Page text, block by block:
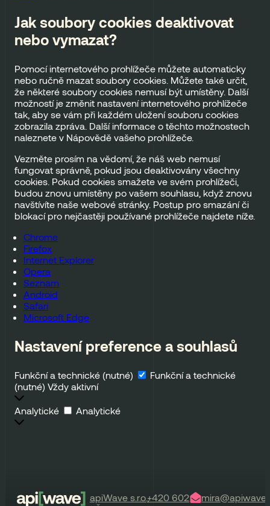
Jak soubory cookies deaktivovat
nebo vymazat?
Pomocí internetového prohlížeče můžete automaticky
nebo ručně mazat soubory cookies. Můžete také určit,
že některé soubory cookies nemusí být umístěny. Další
možností je změnit nastavení internetového prohlížeče
tak, aby se vám při každém uložení souboru cookies
zobrazila zpráva. Další informace o těchto možnostech
naleznete v Nápovědě vašeho prohlížeče.
Vezměte prosím na vědomí, že náš web nemusí
fungovat správně, pokud jsou deaktivovány všechny
cookies. Pokud cookies smažete ve svém prohlížeči,
budou znovu umístěny po vašem souhlasu, když znovu
navštívíte naše webové stránky. Postup pro smazání či
blokací pro nejčastěji používané prohlížeče najdete níže.
Chrome
Firefox
Internet Explorer
Opera
Seznam
Android
Safari
Microsoft Edge
Nastavení preference a souhlasů
Funkční a technické (nutné)
Funkční a technické
(nutné) Vždy aktivní
Analytické Analytické
apiWave s.r.o.,+420 602